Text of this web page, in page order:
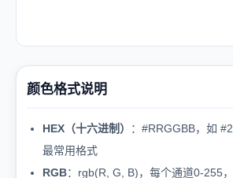
颜色格式说明
HEX（十六进制）
：#RRGGBB，如
最常用格式
RGB：rgb(R, G, B)，每个通道0-255